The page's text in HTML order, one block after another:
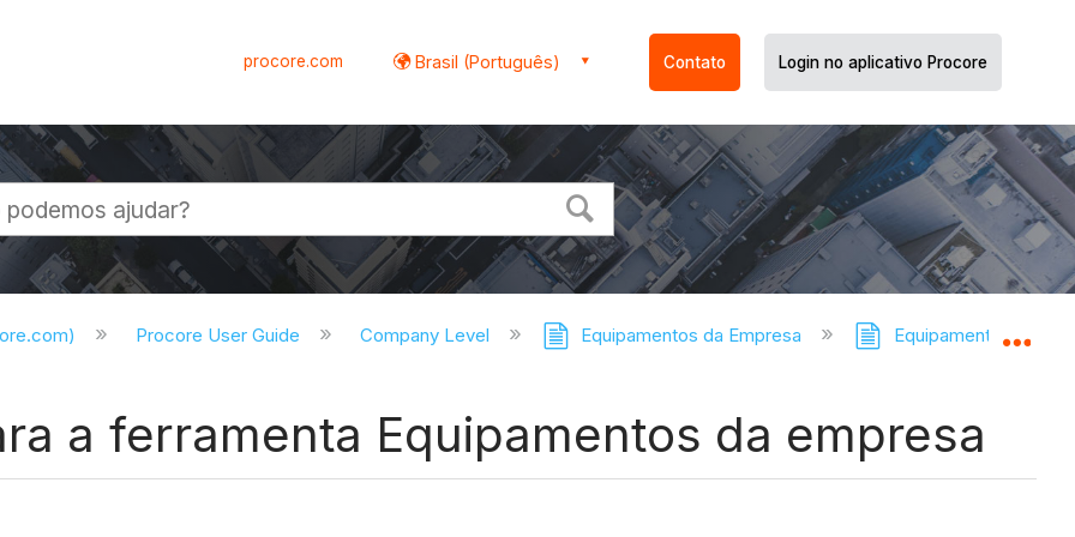
procore.com Brasil (Português) Contato Login no aplicativo Procore
Procore User Guide Company Level Equipamentos da Empresa Equipamentos da
a ferramenta Equipamentos da empresa